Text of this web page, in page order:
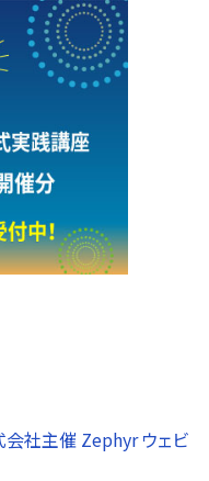
会社主催 Zephyr ウェビ